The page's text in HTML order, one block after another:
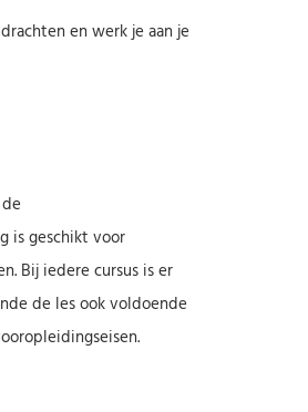
en werk je aan je
is geschikt voor
Bij iedere cursus is er
de les ook voldoende